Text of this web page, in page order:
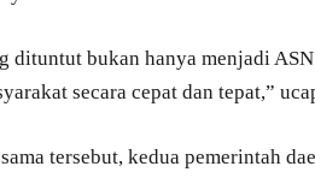
dituntut bukan hanya menjadi
secara cepat dan tepat,”
tersebut, kedua pemerintah